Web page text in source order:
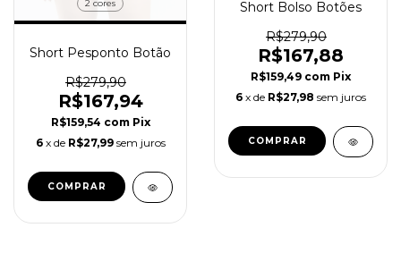
2 cores
Short Pesponto Botão
R$279,90
R$167,94
R$159,54 com Pix
6 x de R$27,99 sem juros
COMPRAR
Short Bolso Botões
R$279,90
R$167,88
R$159,49 com Pix
6 x de R$27,98 sem juros
COMPRAR